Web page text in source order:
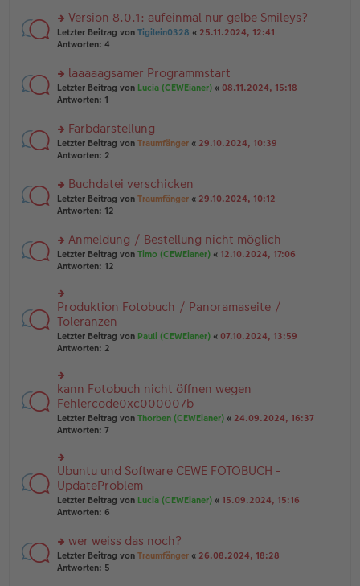
tr
a
g
e
n
er
tr
a
g
n
g
el
e
n
er
tr
a
g
rs
te
n
g
el
e
n
er
tr
a
g
Version 8.0.1: aufeinmal nur gelbe Smileys?
Letzter Beitrag von Tigilein0328 « 25.11.2024, 12:41
Antworten: 4
rs
te
n
g
el
e
n
er
tr
a
g
laaaaagsamer Programmstart
Letzter Beitrag von Lucia (CEWEianer) « 08.11.2024, 15:18
Antworten: 1
rs
te
n
g
el
e
n
er
tr
a
g
Farbdarstellung
Letzter Beitrag von Traumfänger « 29.10.2024, 10:39
Antworten: 2
rs
te
n
g
el
e
n
er
B
ei
tr
g
Buchdatei verschicken
Letzter Beitrag von Traumfänger « 29.10.2024, 10:12
Antworten: 12
rs
te
u
n
g
el
es
e
er
B
ei
tr
a
g
Anmeldung / Bestellung nicht möglich
Letzter Beitrag von Timo (CEWEianer) « 12.10.2024, 17:06
Antworten: 12
rs
te
r
u
n
el
es
e
n
er
tr
a
g
Produktion Fotobuch / Panoramaseite /
Toleranzen
Letzter Beitrag von Pauli (CEWEianer) « 07.10.2024, 13:59
Antworten: 2
rs
te
r
u
n
el
es
e
n
er
tr
a
g
kann Fotobuch nicht öffnen wegen
Fehlercode0xc000007b
Letzter Beitrag von Thorben (CEWEianer) « 24.09.2024, 16:37
Antworten: 7
rs
te
r
u
n
el
es
e
Ubuntu und Software CEWE FOTOBUCH -
UpdateProblem
Letzter Beitrag von Lucia (CEWEianer) « 15.09.2024, 15:16
Antworten: 6
rs
te
wer weiss das noch?
Letzter Beitrag von Traumfänger « 26.08.2024, 18:28
Antworten: 5